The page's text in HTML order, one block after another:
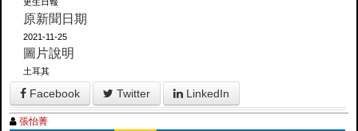
原新聞日期
2021-11-25
圖片說明
土耳其
Facebook Twitter LinkedIn
張怡菁